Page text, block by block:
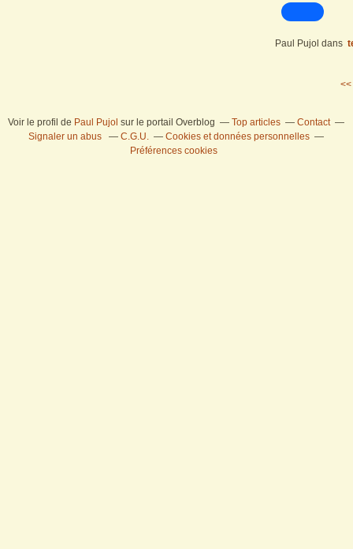
Paul Pujol dans
Voir le profil de Paul Pujol sur le portail Overblog Top articles
Contact
Signaler un abus
C.G.U.
Cookies et données personnelles
Préférences cookies